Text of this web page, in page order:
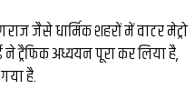
जैसे धार्म‍िक शहरों में वाटर मेट्रो
ट्रैफिक अध्ययन पूरा कर लिया है,
है.